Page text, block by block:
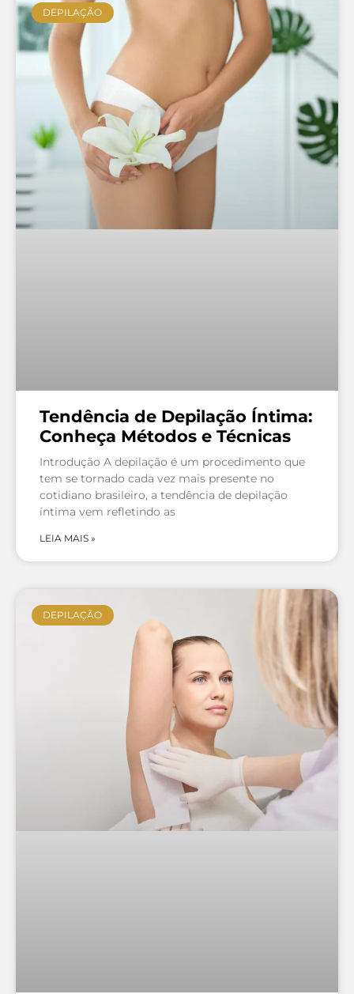
DEPILAÇÃO
Tendência de Depilação Íntima:
Conheça Métodos e Técnicas
Introdução A depilação é um procedimento que
tem se tornado cada vez mais presente no
cotidiano brasileiro, a tendência de depilação
íntima vem refletindo as
LEIA MAIS »
DEPILAÇÃO